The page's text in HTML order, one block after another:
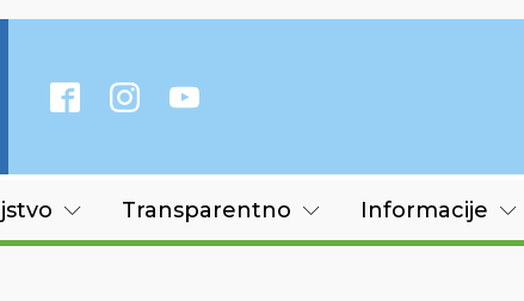
Transparentno Informacije